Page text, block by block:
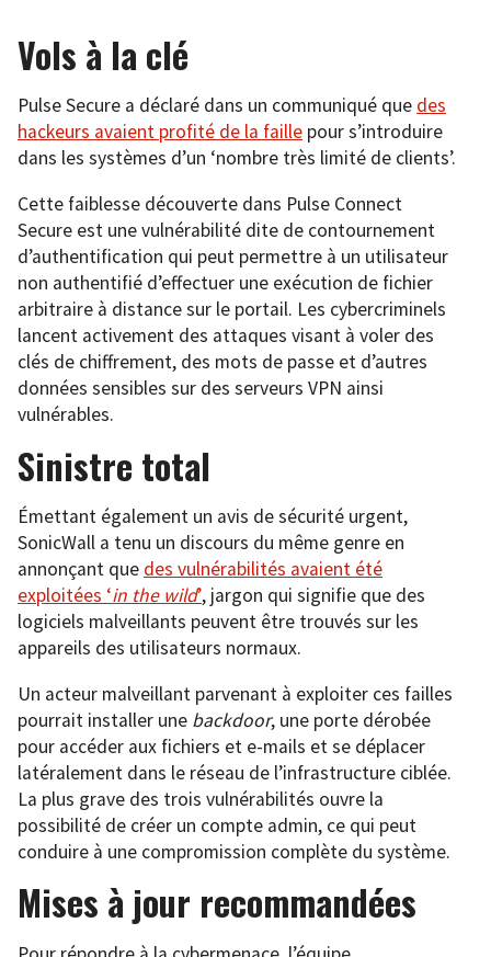
Vols à la clé
Pulse Secure a déclaré dans un communiqué que des
hackeurs avaient profité de la faille pour s’introduire
dans les systèmes d’un ‘nombre très limité de clients’.
Cette faiblesse découverte dans Pulse Connect
Secure est une vulnérabilité dite de contournement
d’authentification qui peut permettre à un utilisateur
non authentifié d’effectuer une exécution de fichier
arbitraire à distance sur le portail. Les cybercriminels
lancent activement des attaques visant à voler des
clés de chiffrement, des mots de passe et d’autres
données sensibles sur des serveurs VPN ainsi
vulnérables.
Sinistre total
Émettant également un avis de sécurité urgent,
SonicWall a tenu un discours du même genre en
annonçant que des vulnérabilités avaient été
exploitées ‘in the wild’, jargon qui signifie que des
logiciels malveillants peuvent être trouvés sur les
appareils des utilisateurs normaux.
Un acteur malveillant parvenant à exploiter ces failles
pourrait installer une backdoor, une porte dérobée
pour accéder aux fichiers et e-mails et se déplacer
latéralement dans le réseau de l’infrastructure ciblée.
La plus grave des trois vulnérabilités ouvre la
possibilité de créer un compte admin, ce qui peut
conduire à une compromission complète du système.
Mises à jour recommandées